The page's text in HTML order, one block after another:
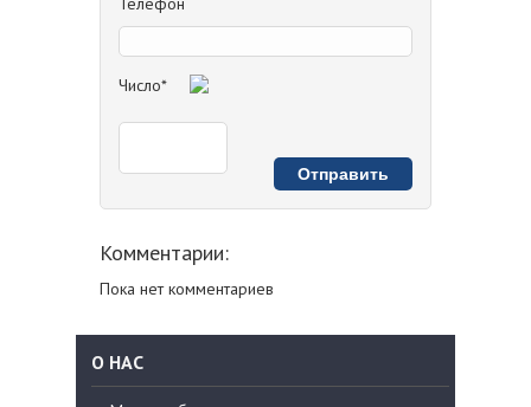
Число*
Комментарии:
Пока нет комментариев
О НАС